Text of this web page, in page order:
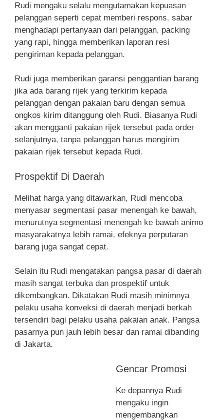
Rudi mengaku selalu mengutamakan kepuasan
pelanggan seperti cepat memberi respons, sabar
menghadapi pertanyaan dari pelanggan, packing
yang rapi, hingga memberikan laporan resi
pengiriman kepada pelanggan.
Rudi juga memberikan garansi penggantian barang
jika ada barang rijek yang terkirim kepada
pelanggan dengan pakaian baru dengan semua
ongkos kirim ditanggung oleh Rudi. Biasanya Rudi
akan mengganti pakaian rijek tersebut pada order
selanjutnya, tanpa pelanggan harus mengirim
pakaian rijek tersebut kepada Rudi.
Prospektif Di Daerah
Melihat harga yang ditawarkan, Rudi mencoba
menyasar segmentasi pasar menengah ke bawah,
menurutnya segmentasi menengah ke bawah animo
masyarakatnya lebih ramai, efeknya perputaran
barang juga sangat cepat.
Selain itu Rudi mengatakan pangsa pasar di daerah
masih sangat terbuka dan prospektif untuk
dikembangkan. Dikatakan Rudi masih minimnya
pelaku usaha konveksi di daerah menjadi berkah
tersendiri bagi pelaku usaha pakaian anak. Pangsa
pasarnya pun jauh lebih besar dan ramai dibanding
di Jakarta.
Gencar Promosi
Ke depannya Rudi
mengaku ingin
mengembangkan